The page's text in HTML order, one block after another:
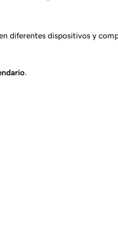
diferentes dispositivos y